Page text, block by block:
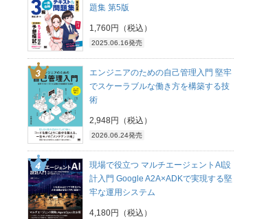
題集 第5版
1,760円（税込）
2025.06.16発売
エンジニアのための自己管理入門 堅牢
でスケーラブルな働き方を構築する技
術
2,948円（税込）
2026.06.24発売
現場で役立つ マルチエージェントAI設
計入門 Google A2A×ADKで実現する堅
牢な運用システム
4,180円（税込）